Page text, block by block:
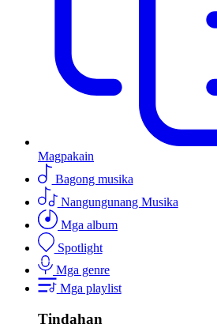
Magpakain
Bagong musika
Nangungunang Musika
Mga album
Spotlight
Mga genre
Mga playlist
Tindahan